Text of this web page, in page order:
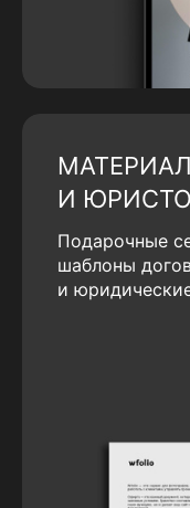
И
Подарочные
шаблоны
и